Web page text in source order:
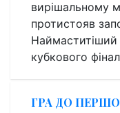
вирішальному
протистояв
кубкового
ГРА ДО